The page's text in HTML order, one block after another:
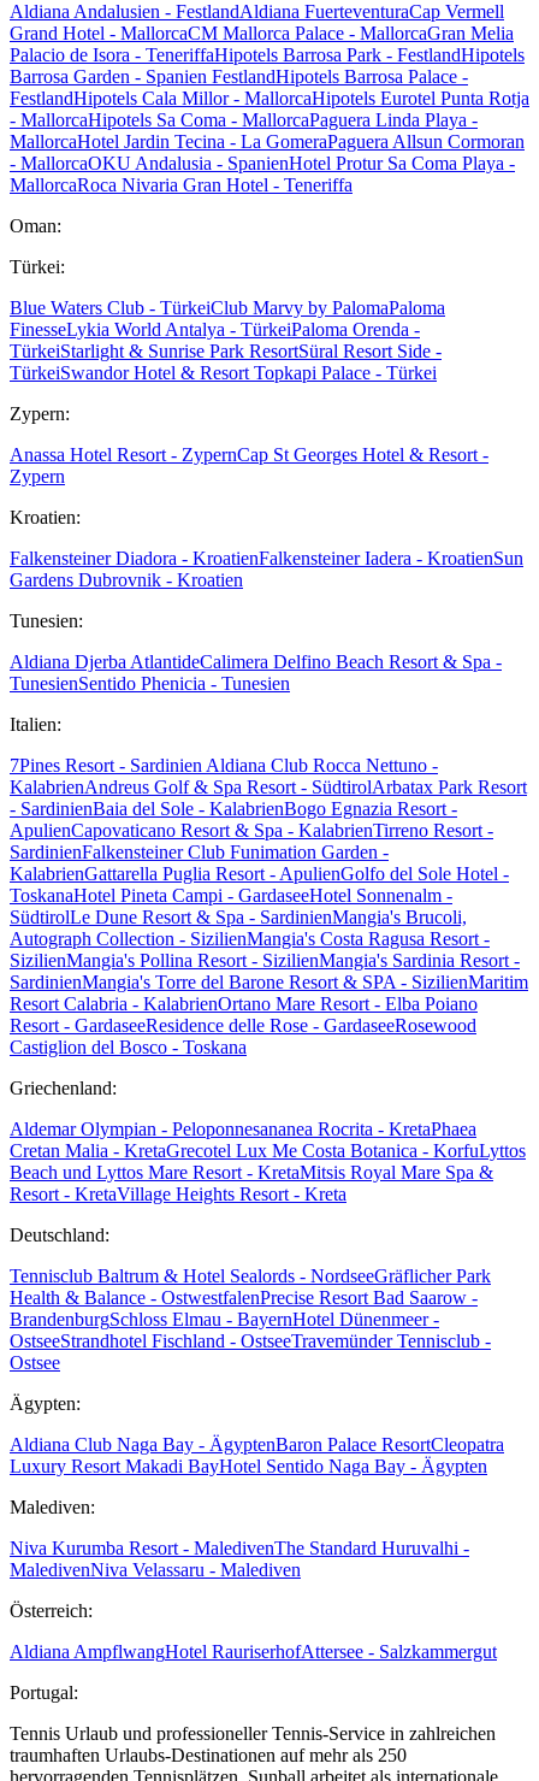
Aldiana Andalusien - FestlandAldiana FuerteventuraCap Vermell
Grand Hotel - MallorcaCM Mallorca Palace - MallorcaGran Melia
Palacio de Isora - TeneriffaHipotels Barrosa Park - FestlandHipotels
Barrosa Garden - Spanien FestlandHipotels Barrosa Palace -
FestlandHipotels Cala Millor - MallorcaHipotels Eurotel Punta Rotja
- MallorcaHipotels Sa Coma - MallorcaPaguera Linda Playa -
MallorcaHotel Jardin Tecina - La GomeraPaguera Allsun Cormoran
- MallorcaOKU Andalusia - SpanienHotel Protur Sa Coma Playa -
MallorcaRoca Nivaria Gran Hotel - Teneriffa
Oman:
Türkei:
Blue Waters Club - TürkeiClub Marvy by PalomaPaloma
FinesseLykia World Antalya - TürkeiPaloma Orenda -
TürkeiStarlight & Sunrise Park ResortSüral Resort Side -
TürkeiSwandor Hotel & Resort Topkapi Palace - Türkei
Zypern:
Anassa Hotel Resort - ZypernCap St Georges Hotel & Resort -
Zypern
Kroatien:
Falkensteiner Diadora - KroatienFalkensteiner Iadera - KroatienSun
Gardens Dubrovnik - Kroatien
Tunesien:
Aldiana Djerba AtlantideCalimera Delfino Beach Resort & Spa -
TunesienSentido Phenicia - Tunesien
Italien:
7Pines Resort - Sardinien Aldiana Club Rocca Nettuno -
KalabrienAndreus Golf & Spa Resort - SüdtirolArbatax Park Resort
- SardinienBaia del Sole - KalabrienBogo Egnazia Resort -
ApulienCapovaticano Resort & Spa - KalabrienTirreno Resort -
SardinienFalkensteiner Club Funimation Garden -
KalabrienGattarella Puglia Resort - ApulienGolfo del Sole Hotel -
ToskanaHotel Pineta Campi - GardaseeHotel Sonnenalm -
SüdtirolLe Dune Resort & Spa - SardinienMangia's Brucoli,
Autograph Collection - SizilienMangia's Costa Ragusa Resort -
SizilienMangia's Pollina Resort - SizilienMangia's Sardinia Resort -
SardinienMangia's Torre del Barone Resort & SPA - SizilienMaritim
Resort Calabria - KalabrienOrtano Mare Resort - Elba Poiano
Resort - GardaseeResidence delle Rose - GardaseeRosewood
Castiglion del Bosco - Toskana
Griechenland:
Aldemar Olympian - Peloponnesananea Rocrita - KretaPhaea
Cretan Malia - KretaGrecotel Lux Me Costa Botanica - KorfuLyttos
Beach und Lyttos Mare Resort - KretaMitsis Royal Mare Spa &
Resort - KretaVillage Heights Resort - Kreta
Deutschland:
Tennisclub Baltrum & Hotel Sealords - NordseeGräflicher Park
Health & Balance - OstwestfalenPrecise Resort Bad Saarow -
BrandenburgSchloss Elmau - BayernHotel Dünenmeer -
OstseeStrandhotel Fischland - OstseeTravemünder Tennisclub -
Ostsee
Ägypten:
Aldiana Club Naga Bay - ÄgyptenBaron Palace ResortCleopatra
Luxury Resort Makadi BayHotel Sentido Naga Bay - Ägypten
Malediven:
Niva Kurumba Resort - MaledivenThe Standard Huruvalhi -
MaledivenNiva Velassaru - Malediven
Österreich:
Aldiana AmpflwangHotel RauriserhofAttersee - Salzkammergut
Portugal:
Tennis Urlaub und professioneller Tennis-Service in zahlreichen
traumhaften Urlaubs-Destinationen auf mehr als 250